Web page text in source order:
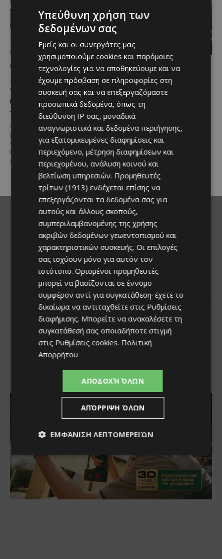
ΜΈΝΟΥΜΕ ΕΝΗΜΕΡΩΜΈΝΟΙ
Η Mercedes-Benz
γιορτάζει έναν αιώνα
ιστορίας και κοιτάζει
προς το μέλλον
Λίγες αυτοκινητοβιομηχανίες
μπορούν να ισχυριστούν ότι το
όνομά τους έγινε συνώνυμο της
ίδιας της ιστορίας του
αυτοκινήτου. Η...
ΜΈΝΟΥΜΕ ΕΝΗΜΕΡΩΜΈΝΟΙ
Ο τουρισμός ως εθνική
υπόθεση
Του Γιάννου Πανταζή* Είναι κοινή
πεποίθηση ότι ο τουρισμός
αποτελεί μία από τις
σημαντικότερες βιομηχανίες της
Κύπρου και διαχρονικά...
Υπεύθυνη χρήση των
δεδομένων σας
Εμείς και οι συνεργάτες μας
χρησιμοποιούμε cookies και παρόμοιες
τεχνολογίες για να αποθηκεύουμε και να
έχουμε πρόσβαση σε πληροφορίες στη
συσκευή σας και να επεξεργαζόμαστε
προσωπικά δεδομένα, όπως τη
διεύθυνση IP σας, μοναδικά
αναγνωριστικά και δεδομένα περιήγησης,
για εξατομικευμένες διαφημίσεις και
περιεχόμενο, μέτρηση διαφημίσεων και
περιεχομένου, ανάλυση κοινού και
βελτίωση υπηρεσιών. Προμηθευτές
τρίτων (1913) ενδέχεται επίσης να
επεξεργάζονται τα δεδομένα σας για
αυτούς και άλλους σκοπούς,
συμπεριλαμβανομένης της χρήσης
ακριβών δεδομένων γεωεντοπισμού και
χαρακτηριστικών συσκευής. Οι επιλογές
σας ισχύουν μόνο για αυτόν τον
ιστότοπο. Ορισμένοι προμηθευτές
μπορεί να βασίζονται σε έννομο
συμφέρον αντί για συγκατάθεση· έχετε το
δικαίωμα να αντιταχθείτε στις Ρυθμίσεις
διαφήμισης. Μπορείτε να ανακαλέσετε τη
συγκατάθεσή σας οποιαδήποτε στιγμή
στις Ρυθμίσεις cookies. Πολιτική
Απορρήτου
ΑΠΟΔΟΧΉ ΌΛΩΝ
ΑΠΌΡΡΙΨΗ ΌΛΩΝ
ΕΜΦΆΝΙΣΗ ΛΕΠΤΟΜΕΡΕΙΏΝ